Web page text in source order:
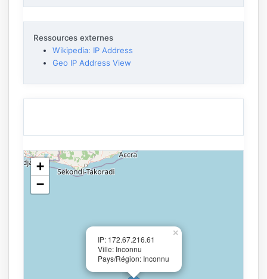
Ressources externes
Wikipedia: IP Address
Geo IP Address View
IP: 172.67.216.61
Ville: Inconnu
Pays/Région: Inconnu
×
+
−